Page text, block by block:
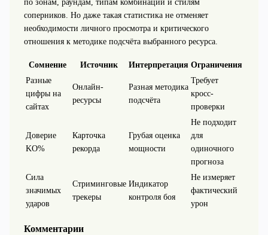
по зонам, раундам, типам комбинаций и стилям
соперников. Но даже такая статистика не отменяет
необходимости личного просмотра и критического
отношения к методике подсчёта выбранного ресурса.
Сомнение Источник Интерпретация Ограничения
Разные
цифры на
сайтах
Онлайн-
ресурсы
Разная методика
подсчёта
Требует
кросс-
проверки
Доверие
KO%
Карточка
рекорда
Грубая оценка
мощности
Не подходит
для
одиночного
прогноза
Сила
значимых
ударов
Стриминговые
трекеры
Индикатор
контроля боя
Не измеряет
фактический
урон
Комментарии